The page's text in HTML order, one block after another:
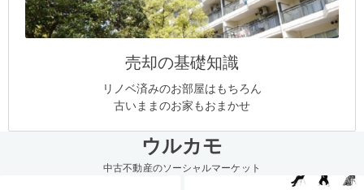
売却の基礎知識
リノベ済みのお部屋はもちろん
古いままのお家もおまかせ
ウルカモ
中古不動産のソーシャルマーケット